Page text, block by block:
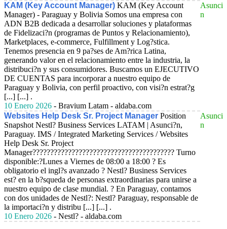
KAM (Key Account Manager) KAM (Key Account
Manager) - Paraguay y Bolivia Somos una empresa con
ADN B2B dedicada a desarrollar soluciones y plataformas
de Fidelizaci?n (programas de Puntos y Relacionamiento),
Marketplaces, e-commerce, Fulfillment y Log?stica.
Tenemos presencia en 9 pa?ses de Am?rica Latina,
generando valor en el relacionamiento entre la industria, la
distribuci?n y sus consumidores. Buscamos un EJECUTIVO
DE CUENTAS para incorporar a nuestro equipo de
Paraguay y Bolivia, con perfil proactivo, con visi?n estrat?g
[...] [...] .
10 Enero 2026 - Bravium Latam - aldaba.com
Asunci
n
Websites Help Desk Sr. Project Manager Position
Snapshot Nestl? Business Services LATAM | Asunci?n,
Paraguay. IMS / Integrated Marketing Services / Websites
Help Desk Sr. Project
Manager???????????????????????????????????????? Turno
disponible:?Lunes a Viernes de 08:00 a 18:00 ? Es
obligatorio el ingl?s avanzado ? Nestl? Business Services
est? en la b?squeda de personas extraordinarias para unirse a
nuestro equipo de clase mundial. ? En Paraguay, contamos
con dos unidades de Nestl?: Nestl? Paraguay, responsable de
la importaci?n y distribu [...] [...] .
10 Enero 2026 - Nestl? - aldaba.com
Asunci
n